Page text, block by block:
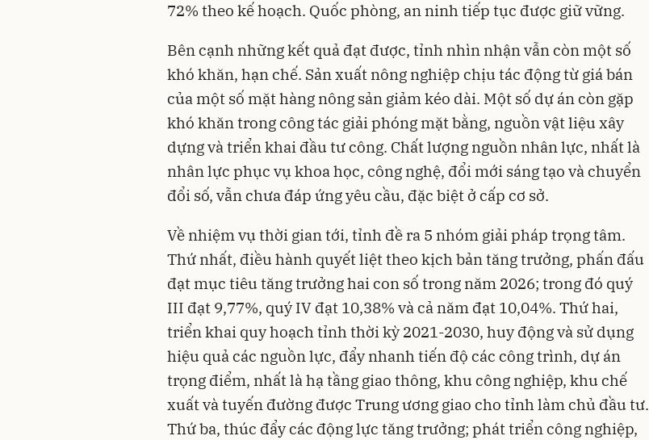
72% theo kế hoạch. Quốc phòng, an ninh tiếp tục được giữ vững.
Bên cạnh những kết quả đạt được, tỉnh nhìn nhận vẫn còn một số
khó khăn, hạn chế. Sản xuất nông nghiệp chịu tác động từ giá bán
của một số mặt hàng nông sản giảm kéo dài. Một số dự án còn gặp
khó khăn trong công tác giải phóng mặt bằng, nguồn vật liệu xây
dựng và triển khai đầu tư công. Chất lượng nguồn nhân lực, nhất là
nhân lực phục vụ khoa học, công nghệ, đổi mới sáng tạo và chuyển
đổi số, vẫn chưa đáp ứng yêu cầu, đặc biệt ở cấp cơ sở.
Về nhiệm vụ thời gian tới, tỉnh đề ra 5 nhóm giải pháp trọng tâm.
Thứ nhất, điều hành quyết liệt theo kịch bản tăng trưởng, phấn đấu
đạt mục tiêu tăng trưởng hai con số trong năm 2026; trong đó quý
III đạt 9,77%, quý IV đạt 10,38% và cả năm đạt 10,04%. Thứ hai,
triển khai quy hoạch tỉnh thời kỳ 2021-2030, huy động và sử dụng
hiệu quả các nguồn lực, đẩy nhanh tiến độ các công trình, dự án
trọng điểm, nhất là hạ tầng giao thông, khu công nghiệp, khu chế
xuất và tuyến đường được Trung ương giao cho tỉnh làm chủ đầu tư.
Thứ ba, thúc đẩy các động lực tăng trưởng; phát triển công nghiệp,